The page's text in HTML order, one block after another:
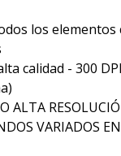
los elementos
calidad - 300
ALTA
VARIADOS